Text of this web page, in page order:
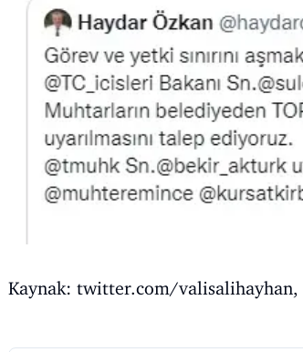
Kaynak: twitter.com/valisalihayhan,